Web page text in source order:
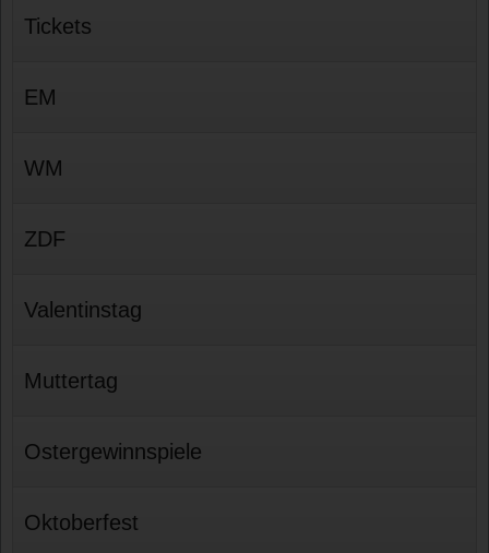
Tickets
EM
WM
ZDF
Valentinstag
Muttertag
Ostergewinnspiele
Oktoberfest